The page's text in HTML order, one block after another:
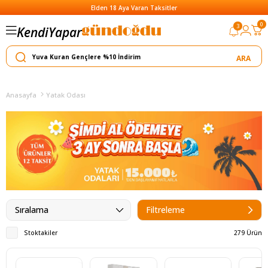
Elden 18 Aya Varan Taksitler
KendiSatar
Yapar
3 0
Yılın Kampanyası: Tüm Ürünlerde
Anasayfa Yatak Odası
Filtreleme
Sıralama
Stoktakiler 279 Ürün